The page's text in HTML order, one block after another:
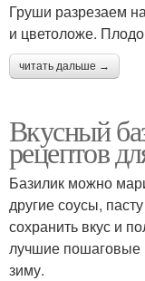
Груши разрезаем
и цветоложе.
читать дальше →
Вкусный
рецептов
Базилик можно
другие соусы,
сохранить вкус и
лучшие пошаговые
зиму.